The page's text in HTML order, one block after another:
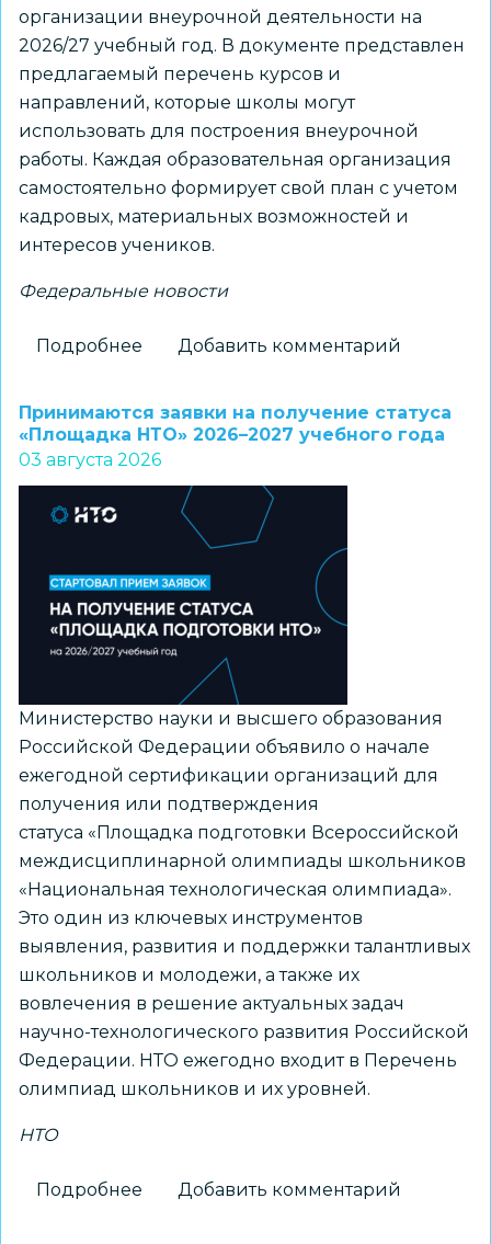
организации внеурочной деятельности на
2026/27 учебный год. В документе представлен
предлагаемый перечень курсов и
направлений, которые школы могут
использовать для построения внеурочной
работы. Каждая образовательная организация
самостоятельно формирует свой план с учетом
кадровых, материальных возможностей и
интересов учеников.
Федеральные новости
Подробнее
доступны
шаблоны
курсов
внеурочной
деятельности
из
рекомендуемого
перечня
Минпросвещения
России
Добавить комментарий
Принимаются заявки на получение статуса
«Площадка НТО» 2026–2027 учебного года
03 августа 2026
Министерство науки и высшего образования
Российской Федерации объявило о начале
ежегодной сертификации организаций для
получения или подтверждения
статуса «Площадка подготовки Всероссийской
междисциплинарной олимпиады школьников
«Национальная технологическая олимпиада».
Это один из ключевых инструментов
выявления, развития и поддержки талантливых
школьников и молодежи, а также их
вовлечения в решение актуальных задач
научно-технологического развития Российской
Федерации. НТО ежегодно входит в Перечень
олимпиад школьников и их уровней.
НТО
Подробнее Добавить комментарий